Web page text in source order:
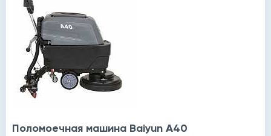
Поломоечная машина Baiyun A40